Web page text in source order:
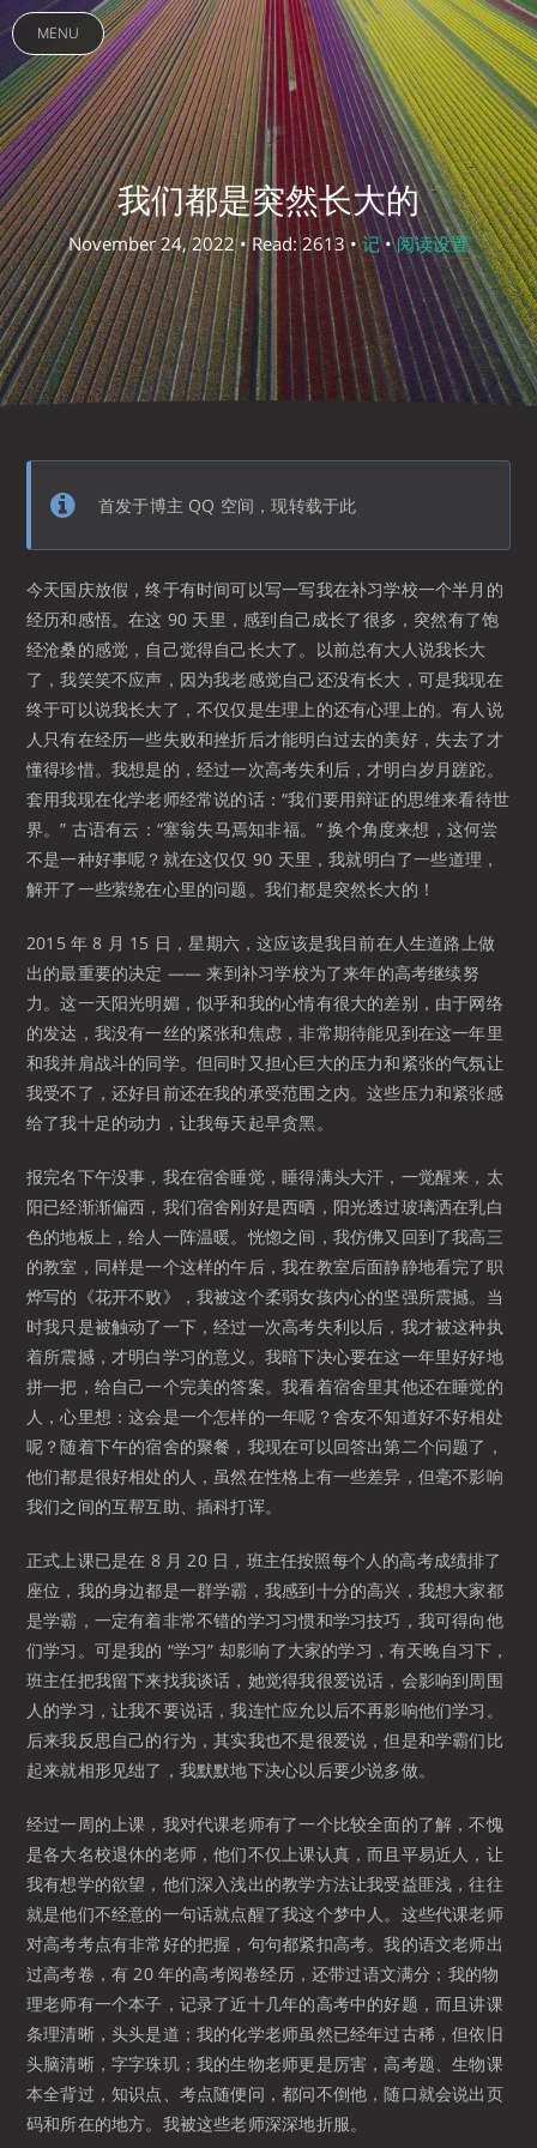
MENU
我们都是突然长大的
November 24, 2022 • Read: 2613 •记•阅读设置
首发于博主 QQ 空间，现转载于此
今天国庆放假，终于有时间可以写一写我在补习学校一个半月的
经历和感悟。在这 90 天里，感到自己成长了很多，突然有了饱
经沧桑的感觉，自己觉得自己长大了。以前总有大人说我长大
了，我笑笑不应声，因为我老感觉自己还没有长大，可是我现在
终于可以说我长大了，不仅仅是生理上的还有心理上的。有人说
人只有在经历一些失败和挫折后才能明白过去的美好，失去了才
懂得珍惜。我想是的，经过一次高考失利后，才明白岁月蹉跎。
套用我现在化学老师经常说的话：“我们要用辩证的思维来看待世
界。” 古语有云：“塞翁失马焉知非福。” 换个角度来想，这何尝
不是一种好事呢？就在这仅仅 90 天里，我就明白了一些道理，
解开了一些萦绕在心里的问题。我们都是突然长大的！
2015 年 8 月 15 日，星期六，这应该是我目前在人生道路上做
出的最重要的决定 —— 来到补习学校为了来年的高考继续努
力。这一天阳光明媚，似乎和我的心情有很大的差别，由于网络
的发达，我没有一丝的紧张和焦虑，非常期待能见到在这一年里
和我并肩战斗的同学。但同时又担心巨大的压力和紧张的气氛让
我受不了，还好目前还在我的承受范围之内。这些压力和紧张感
给了我十足的动力，让我每天起早贪黑。
报完名下午没事，我在宿舍睡觉，睡得满头大汗，一觉醒来，太
阳已经渐渐偏西，我们宿舍刚好是西晒，阳光透过玻璃洒在乳白
色的地板上，给人一阵温暖。恍惚之间，我仿佛又回到了我高三
的教室，同样是一个这样的午后，我在教室后面静静地看完了职
烨写的《花开不败》，我被这个柔弱女孩内心的坚强所震撼。当
时我只是被触动了一下，经过一次高考失利以后，我才被这种执
着所震撼，才明白学习的意义。我暗下决心要在这一年里好好地
拼一把，给自己一个完美的答案。我看着宿舍里其他还在睡觉的
人，心里想：这会是一个怎样的一年呢？舍友不知道好不好相处
呢？随着下午的宿舍的聚餐，我现在可以回答出第二个问题了，
他们都是很好相处的人，虽然在性格上有一些差异，但毫不影响
我们之间的互帮互助、插科打诨。
正式上课已是在 8 月 20 日，班主任按照每个人的高考成绩排了
座位，我的身边都是一群学霸，我感到十分的高兴，我想大家都
是学霸，一定有着非常不错的学习习惯和学习技巧，我可得向他
们学习。可是我的 “学习” 却影响了大家的学习，有天晚自习下，
班主任把我留下来找我谈话，她觉得我很爱说话，会影响到周围
人的学习，让我不要说话，我连忙应允以后不再影响他们学习。
后来我反思自己的行为，其实我也不是很爱说，但是和学霸们比
起来就相形见绌了，我默默地下决心以后要少说多做。
经过一周的上课，我对代课老师有了一个比较全面的了解，不愧
是各大名校退休的老师，他们不仅上课认真，而且平易近人，让
我有想学的欲望，他们深入浅出的教学方法让我受益匪浅，往往
就是他们不经意的一句话就点醒了我这个梦中人。这些代课老师
对高考考点有非常好的把握，句句都紧扣高考。我的语文老师出
过高考卷，有 20 年的高考阅卷经历，还带过语文满分；我的物
理老师有一个本子，记录了近十几年的高考中的好题，而且讲课
条理清晰，头头是道；我的化学老师虽然已经年过古稀，但依旧
头脑清晰，字字珠玑；我的生物老师更是厉害，高考题、生物课
本全背过，知识点、考点随便问，都问不倒他，随口就会说出页
码和所在的地方。我被这些老师深深地折服。